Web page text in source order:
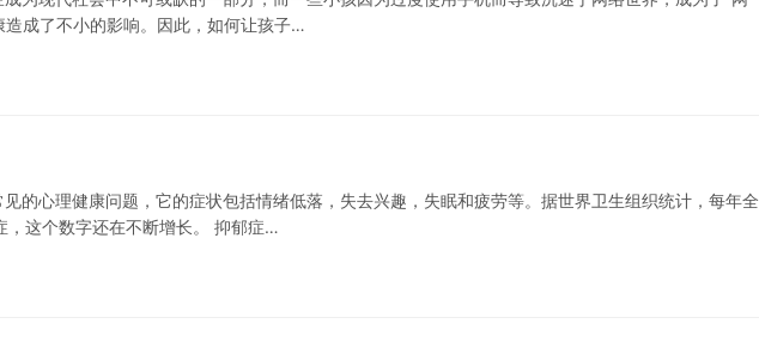
造成了不小的影响。因此，如何让孩子…
的心理健康问题，它的症状包括情绪低落，失去兴趣，失眠和疲劳等。据世界卫生组织统计，每年全
这个数字还在不断增长。 抑郁症…